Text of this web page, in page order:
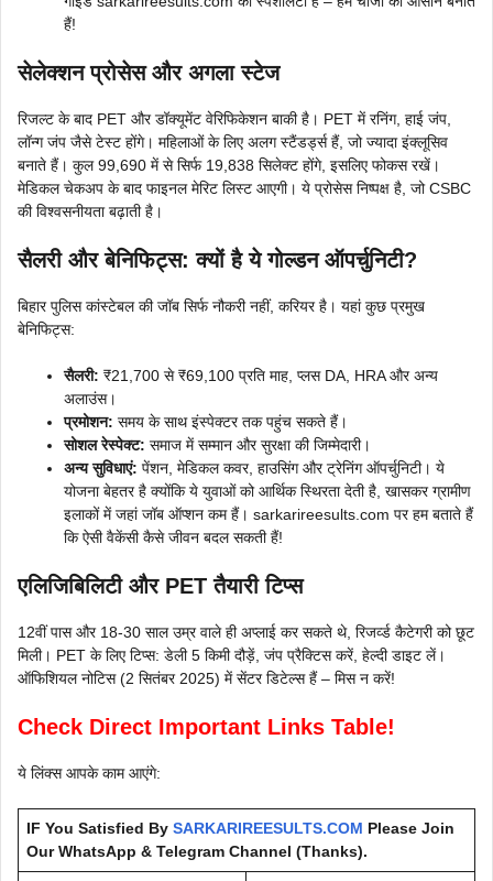
हैं!
सेलेक्शन प्रोसेस और अगला स्टेज
रिजल्ट के बाद PET और डॉक्यूमेंट वेरिफिकेशन बाकी है। PET में रनिंग, हाई जंप,
लॉन्ग जंप जैसे टेस्ट होंगे। महिलाओं के लिए अलग स्टैंडर्ड्स हैं, जो ज्यादा इंक्लूसिव
बनाते हैं। कुल 99,690 में से सिर्फ 19,838 सिलेक्ट होंगे, इसलिए फोकस रखें।
मेडिकल चेकअप के बाद फाइनल मेरिट लिस्ट आएगी। ये प्रोसेस निष्पक्ष है, जो CSBC
की विश्वसनीयता बढ़ाती है।
सैलरी और बेनिफिट्स: क्यों है ये गोल्डन ऑपर्चुनिटी?
बिहार पुलिस कांस्टेबल की जॉब सिर्फ नौकरी नहीं, करियर है। यहां कुछ प्रमुख
बेनिफिट्स:
सैलरी: ₹21,700 से ₹69,100 प्रति माह, प्लस DA, HRA और अन्य
अलाउंस।
प्रमोशन: समय के साथ इंस्पेक्टर तक पहुंच सकते हैं।
सोशल रेस्पेक्ट: समाज में सम्मान और सुरक्षा की जिम्मेदारी।
अन्य सुविधाएं: पेंशन, मेडिकल कवर, हाउसिंग और ट्रेनिंग ऑपर्चुनिटी। ये
योजना बेहतर है क्योंकि ये युवाओं को आर्थिक स्थिरता देती है, खासकर ग्रामीण
इलाकों में जहां जॉब ऑप्शन कम हैं। sarkarireesults.com पर हम बताते हैं
कि ऐसी वैकेंसी कैसे जीवन बदल सकती हैं!
एलिजिबिलिटी और PET तैयारी टिप्स
12वीं पास और 18-30 साल उम्र वाले ही अप्लाई कर सकते थे, रिजर्व्ड कैटेगरी को छूट
मिली। PET के लिए टिप्स: डेली 5 किमी दौड़ें, जंप प्रैक्टिस करें, हेल्दी डाइट लें।
ऑफिशियल नोटिस (2 सितंबर 2025) में सेंटर डिटेल्स हैं – मिस न करें!
Check Direct Important Links Table!
ये लिंक्स आपके काम आएंगे:
IF You Satisfied By SARKARIREESULTS.COM Please Join
Our WhatsApp & Telegram Channel (Thanks).